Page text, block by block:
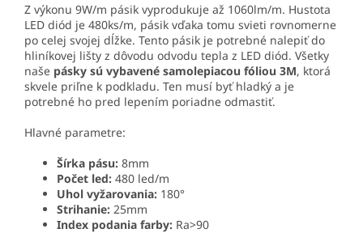
Z výkonu 9W/m pásik vyprodukuje až 1060lm/m. Hustota
LED diód je 480ks/m, pásik vďaka tomu svieti rovnomerne
po celej svojej dĺžke. Tento pásik je potrebné nalepiť do
hliníkovej lišty z dôvodu odvodu tepla z LED diód. Všetky
naše pásky sú vybavené samolepiacou fóliou 3M, ktorá
skvele priľne k podkladu. Ten musí byť hladký a je
potrebné ho pred lepením poriadne odmastiť.
Hlavné parametre:
Šírka pásu: 8mm
Počet led: 480 led/m
Uhol vyžarovania: 180°
Strihanie: 25mm
Index podania farby: Ra>90